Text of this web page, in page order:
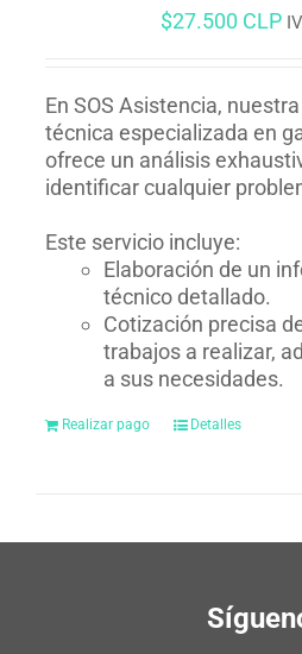
$27.500 CLP
En SOS Asistencia,
técnica especializada en
ofrece un análisis
identificar cualquier
Este servicio incluye:
Elaboración de un
técnico detallado.
Cotización precisa
trabajos a realizar,
a sus necesidades.
Realizar pago Detalles